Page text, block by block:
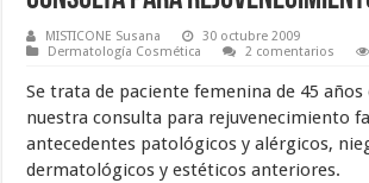
MISTICONE Susana
30 octubre 2009
Dermatología Cosmética
2 comentarios
Se trata de paciente femenina de 45 años
nuestra consulta para rejuvenecimiento
antecedentes patológicos y alérgicos,
dermatológicos y estéticos anteriores.